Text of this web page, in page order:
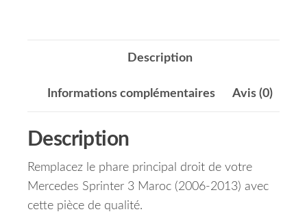
Description
Informations complémentaires Avis (0)
Description
Remplacez le phare principal droit de votre
Mercedes Sprinter 3 Maroc (2006-2013) avec
cette pièce de qualité.